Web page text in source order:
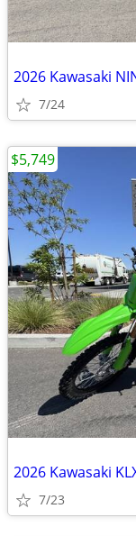
2026 Kawasaki
7/24
2026 Kawasaki
7/23
$5,749